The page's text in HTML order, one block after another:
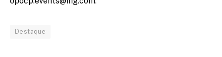
Destaque